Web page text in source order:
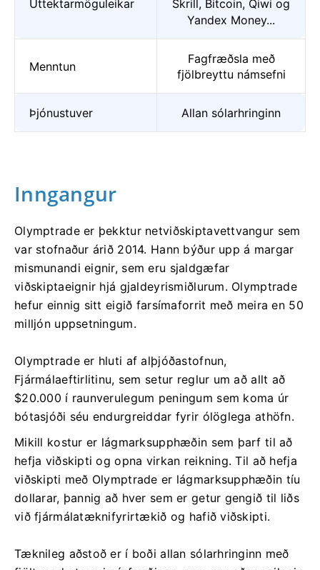
Úttektarmöguleikar
Skrill, Bitcoin, Qiwi og
Yandex Money...
Menntun
Fagfræðsla með
fjölbreyttu námsefni
Þjónustuver Allan sólarhringinn
Inngangur
Olymptrade er þekktur netviðskiptavettvangur sem
var stofnaður árið 2014. Hann býður upp á margar
mismunandi eignir, sem eru sjaldgæfar
viðskiptaeignir hjá gjaldeyrismiðlurum. Olymptrade
hefur einnig sitt eigið farsímaforrit með meira en 50
milljón uppsetningum.
Olymptrade er hluti af alþjóðastofnun,
Fjármálaeftirlitinu, sem setur reglur um að allt að
$20.000 í raunverulegum peningum sem koma úr
bótasjóði séu endurgreiddar fyrir ólöglega athöfn.
Mikill kostur er lágmarksupphæðin sem þarf til að
hefja viðskipti og opna virkan reikning. Til að hefja
viðskipti með Olymptrade er lágmarksupphæðin tíu
dollarar, þannig að hver sem er getur gengið til liðs
við fjármálatæknifyrirtækið og hafið viðskipti.
Tæknileg aðstoð er í boði allan sólarhringinn með